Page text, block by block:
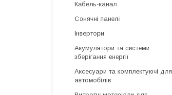
Кабель-канал
Сонячні панелі
Інвертори
Акумулятори та системи
зберігання енергії
Аксесуари та комплектуючі для
автомобілів